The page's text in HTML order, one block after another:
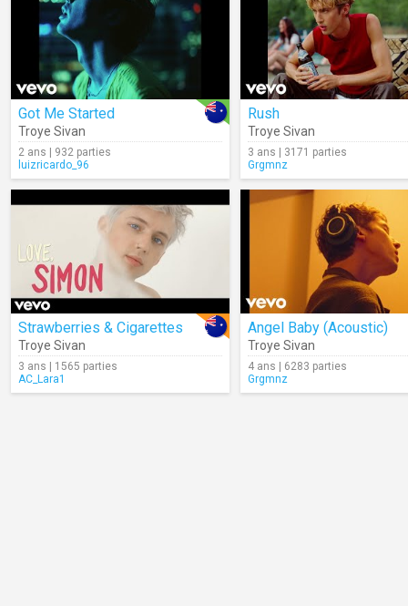
Got Me Started
Troye Sivan
2 ans | 932 parties
luizricardo_96
Rush
Troye Sivan
3 ans | 3171 parties
Grgmnz
Strawberries & Cigarettes
Troye Sivan
3 ans | 1565 parties
AC_Lara1
Angel Baby (Acoustic)
Troye Sivan
4 ans | 6283 parties
Grgmnz